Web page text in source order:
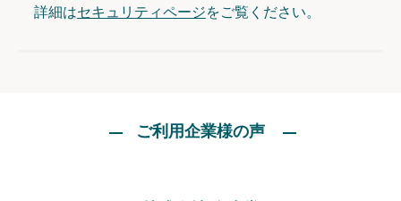
詳細はセキュリティページをご覧ください。
ご利用企業様の声